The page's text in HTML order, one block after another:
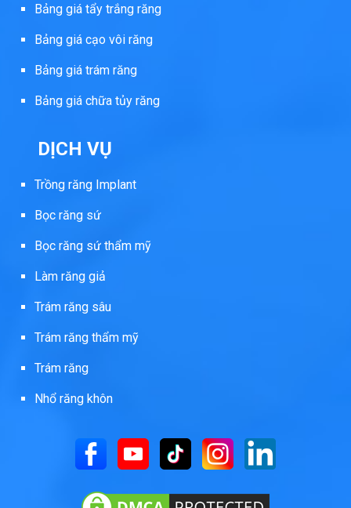
Bảng giá tẩy trắng răng
Bảng giá cạo vôi răng
Bảng giá trám răng
Bảng giá chữa tủy răng
DỊCH VỤ
Trồng răng Implant
Bọc răng sứ
Bọc răng sứ thẩm mỹ
Làm răng giả
Trám răng sâu
Trám răng thẩm mỹ
Trám răng
Nhổ răng khôn